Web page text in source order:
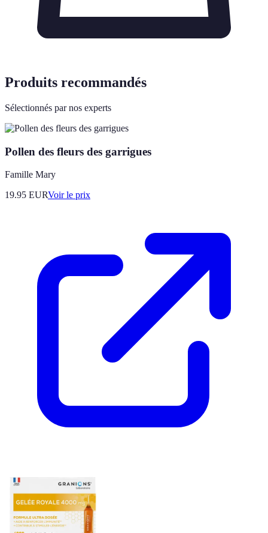
Produits recommandés
Sélectionnés par nos experts
Pollen des fleurs des garrigues
Famille Mary
19.95 EURVoir le prix